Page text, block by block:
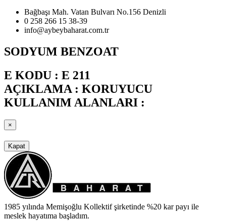
Bağbaşı Mah. Vatan Bulvarı No.156 Denizli
0 258 266 15 38-39
info@aybeybaharat.com.tr
SODYUM BENZOAT
E KODU : E 211
AÇIKLAMA : KORUYUCU
KULLANIM ALANLARI :
×
Kapat
1985 yılında Memişoğlu Kollektif şirketinde %20 kar payı ile
meslek hayatıma başladım.